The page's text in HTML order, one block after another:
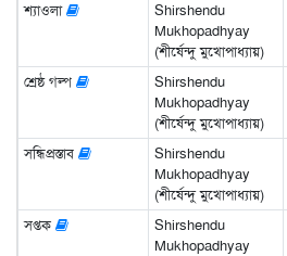
শ্যাওলা
Shirshendu
Mukhopadhyay
(শীর্ষেন্দু মুখোপাধ্যায়)
শ্রেষ্ঠ গল্প
Shirshendu
Mukhopadhyay
(শীর্ষেন্দু মুখোপাধ্যায়)
সন্ধিপ্রস্তাব
Shirshendu
Mukhopadhyay
(শীর্ষেন্দু মুখোপাধ্যায়)
সপ্তক
Shirshendu
Mukhopadhyay